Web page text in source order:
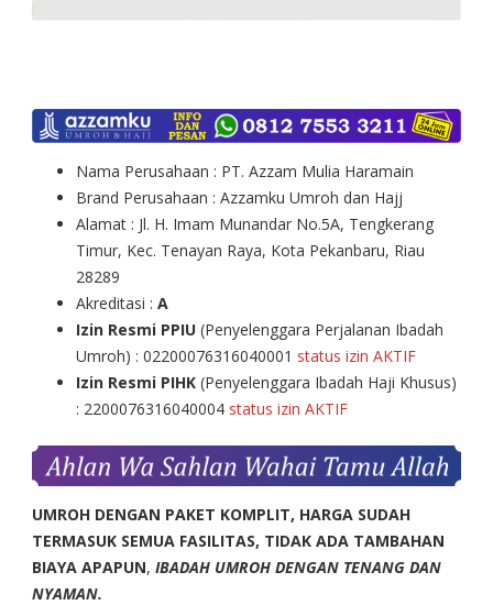
Nama Perusahaan : PT. Azzam Mulia Haramain
Brand Perusahaan : Azzamku Umroh dan Hajj
Alamat : Jl. H. Imam Munandar No.5A, Tengkerang
Timur, Kec. Tenayan Raya, Kota Pekanbaru, Riau
28289
Akreditasi : A
Izin Resmi PPIU (Penyelenggara Perjalanan Ibadah
Umroh) : 02200076316040001 status izin AKTIF
Izin Resmi PIHK (Penyelenggara Ibadah Haji Khusus)
: 2200076316040004 status izin AKTIF
UMROH DENGAN PAKET KOMPLIT, HARGA SUDAH
TERMASUK SEMUA FASILITAS, TIDAK ADA TAMBAHAN
BIAYA APAPUN, IBADAH UMROH DENGAN TENANG DAN
NYAMAN.